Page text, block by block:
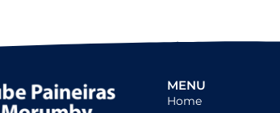
MENU
Home